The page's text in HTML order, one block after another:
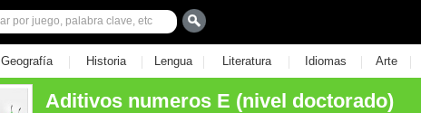
Geografía | Historia | Lengua | Literatura | Idiomas | Arte |
Aditivos numeros E (nivel doctorado)